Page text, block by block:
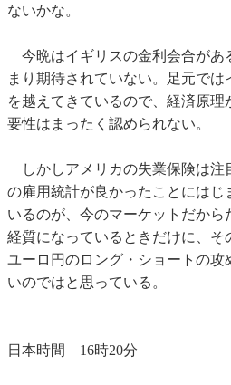
ないかな。
今晩はイギリスの金利会合があ
まり期待されていない。足元で
を越えてきているので、経済原
要性はまったく認められない。
しかしアメリカの失業保険は注
の雇用統計が良かったことにはじ
いるのが、今のマーケットだか
経質になっているときだけに、
ユーロ円のロング・ショートの攻
いのではと思っている。
日本時間 16時20分